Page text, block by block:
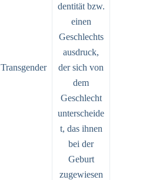
Transgender
dentität bzw.
einen
Geschlechts
ausdruck,
der sich von
dem
Geschlecht
unterscheide
t, das ihnen
bei der
Geburt
zugewiesen